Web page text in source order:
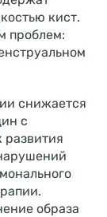
кист.
проблем:
снижается
с
развития
образа